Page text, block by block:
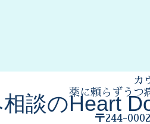
カ
薬に頼らずうつ
〒244-